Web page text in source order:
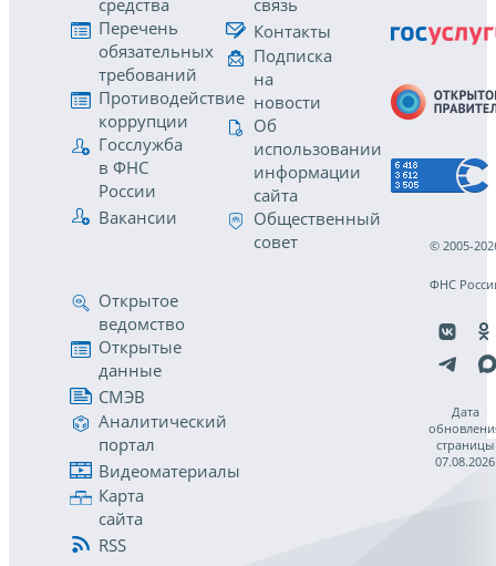
средства
Перечень
обязательных
требований
Противодействие
коррупции
Госслужба
в ФНС
России
Вакансии
связь
Контакты
Подписка
на
новости
Об
использовании
информации
сайта
Общественный
совет
Открытое
ведомство
Открытые
данные
СМЭВ
Аналитический
портал
Видеоматериалы
Карта
сайта
RSS
© 2005-
ФНС
Дата
страницы
07.08.2026